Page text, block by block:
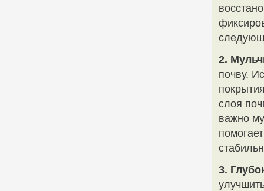
2.
почву.
слоя
важно
3.